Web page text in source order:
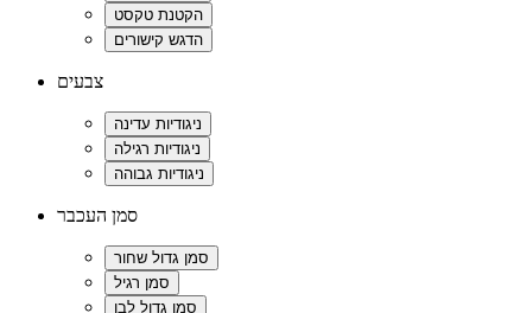
צבעים
סמן העכבר